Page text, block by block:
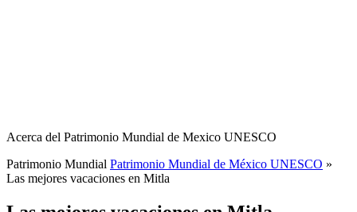
Acerca del Patrimonio Mundial de Mexico UNESCO
Patrimonio Mundial Patrimonio Mundial de México UNESCO »
Las mejores vacaciones en Mitla